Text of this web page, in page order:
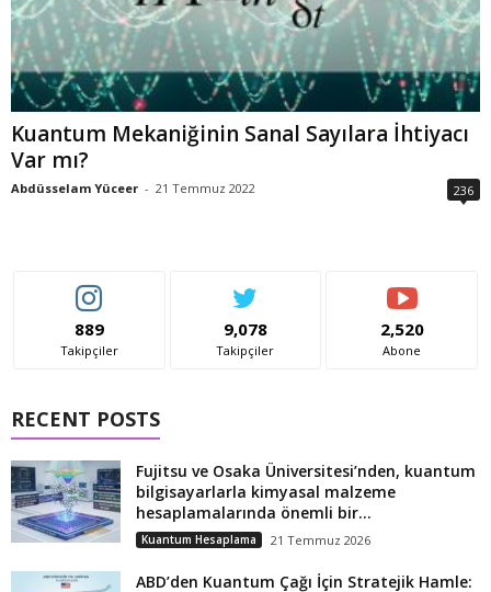
Kuantum Mekaniğinin Sanal Sayılara İhtiyacı
Var mı?
Abdüsselam Yüceer - 21 Temmuz 2022 236
889
Takipçiler
9,078
Takipçiler
2,520
Abone
RECENT POSTS
Fujitsu ve Osaka Üniversitesi’nden, kuantum
bilgisayarlarla kimyasal malzeme
hesaplamalarında önemli bir...
Kuantum Hesaplama 21 Temmuz 2026
ABD’den Kuantum Çağı İçin Stratejik Hamle: